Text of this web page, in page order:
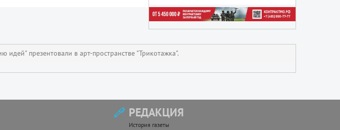
идей" презентовали в арт-пространстве "Трикотажка".
РЕДАКЦИЯ
История газеты